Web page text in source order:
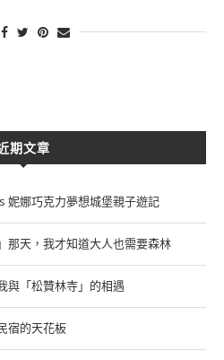
期文章
妮娜巧克力夢想城堡親子遊記
那天，我才知道大人也需要森林
與「松贊林寺」的相遇
宿的天花板